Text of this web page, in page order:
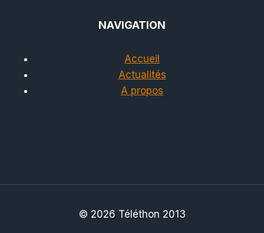
NAVIGATION
Accueil
Actualités
A propos
© 2026 Téléthon 2013